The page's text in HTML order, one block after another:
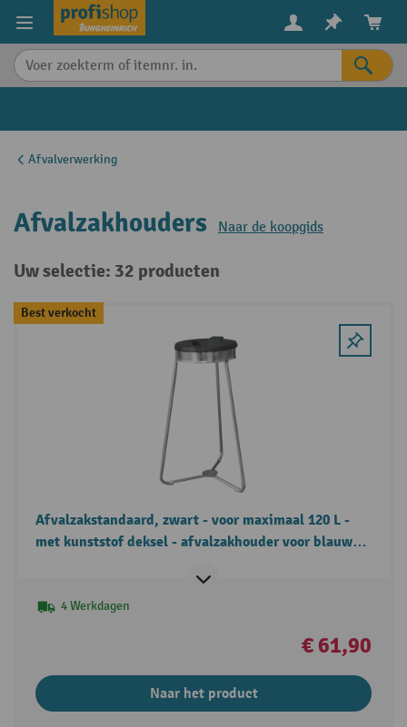
content
Afvalverwerking
Afvalzakhouders Naar de koopgids
Uw selectie: 32 producten
Best verkocht
Afvalzakstandaard, zwart - voor maximaal 120 L -
met kunststof deksel - afvalzakhouder voor blauwe
afvalzakhouder met praktisch handvat
4 Werkdagen
€ 61,90
Naar het product